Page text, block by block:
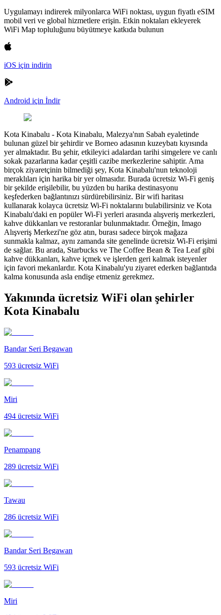
Uygulamayı indirerek milyonlarca WiFi noktası, uygun fiyatlı eSIM
mobil veri ve global hizmetlere erişin. Etkin noktaları ekleyerek
WiFi Map topluluğunu büyütmeye katkıda bulunun
iOS için indirin
Android için İndir
Kota Kinabalu - Kota Kinabalu, Malezya'nın Sabah eyaletinde
bulunan güzel bir şehirdir ve Borneo adasının kuzeybatı kıyısında
yer almaktadır. Bu şehir, etkileyici adalardan tarihi simgelere ve canlı
sokak pazarlarına kadar çeşitli cazibe merkezlerine sahiptir. Ama
birçok ziyaretçinin bilmediği şey, Kota Kinabalu'nun teknoloji
meraklıları için harika bir yer olmasıdır. Burada ücretsiz Wi-Fi geniş
bir şekilde erişilebilir, bu yüzden bu harika destinasyonu
keşfederken bağlantınızı sürdürebilirsiniz. Bir wifi haritası
kullanarak kolayca ücretsiz Wi-Fi noktalarını bulabilirsiniz ve Kota
Kinabalu'daki en popüler Wi-Fi yerleri arasında alışveriş merkezleri,
kahve dükkanları ve restoranlar bulunmaktadır. Örneğin, Imago
Alışveriş Merkezi'ne göz atın, burası sadece birçok mağaza
sunmakla kalmaz, aynı zamanda site genelinde ücretsiz Wi-Fi erişimi
de sağlar. Bu arada, Starbucks ve The Coffee Bean & Tea Leaf gibi
kahve dükkanları, kahve içmek ve işlerden geri kalmak isteyenler
için favori mekanlardır. Kota Kinabalu'yu ziyaret ederken bağlantıda
kalma konusunda asla endişe etmeniz gerekmez.
Yakınında ücretsiz WiFi olan şehirler
Kota Kinabalu
Bandar Seri Begawan
593 ücretsiz WiFi
Miri
494 ücretsiz WiFi
Penampang
289 ücretsiz WiFi
Tawau
286 ücretsiz WiFi
Bandar Seri Begawan
593 ücretsiz WiFi
Miri